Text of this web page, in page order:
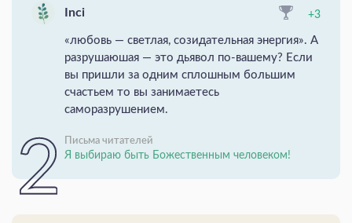
Inci +3
«любовь — светлая, созидательная энергия». А
разрушаюшая — это дьявол по-вашему? Если
вы пришли за одним сплошным большим
счастьем то вы занимаетесь
саморазрушением.
Письма читателей
Я выбираю быть Божественным человеком!